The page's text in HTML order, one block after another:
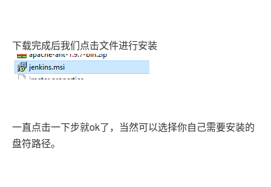
下载完成后我们点击文件进行安装
一直点击一下步就ok了，当然可以选择你自己需要安装的
盘符路径。